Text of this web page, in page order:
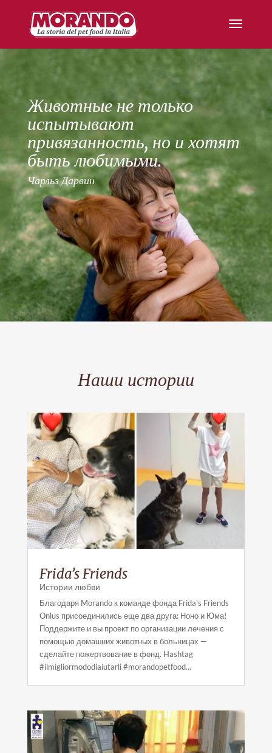
Животные не только
испытывают
привязанность, но и хотят
быть любимыми.
Чарльз Дарвин
Наши истории
Frida’s Friends
Истории любви
Благодаря Morando к команде фонда Frida's Friends
Onlus присоединились еще два друга: Ноно и Юма!
Поддержите и вы проект по организации лечения с
помощью домашних животных в больницах —
сделайте пожертвование в фонд. Hashtag
#ilmigliormododiaiutarli #morandopetfood...